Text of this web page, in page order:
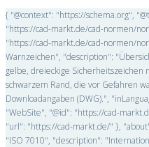
{ "@context": "https://schema.org",
"https://cad-markt.de/cad-normen/
"https://cad-markt.de/cad-normen/
Warnzeichen", "description":
gelbe, dreieckige Sicherheitszeichen
schwarzem Rand, die vor Gefahren
Downloadangaben (DWG).",
"WebSite", "@id": "https://cad-
"url": "https://cad-markt.de/" },
"ISO 7010", "description":